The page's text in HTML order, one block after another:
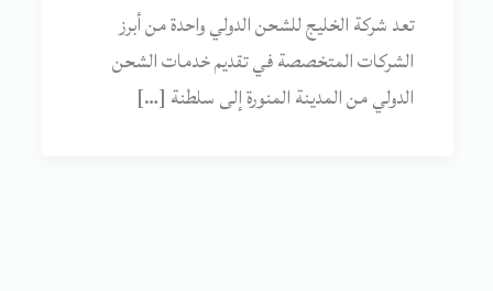
تعد شركة الخليج للشحن الدولي واحدة من أبرز
الشركات المتخصصة في تقديم خدمات الشحن
الدولي من المدينة المنورة إلى سلطنة […]